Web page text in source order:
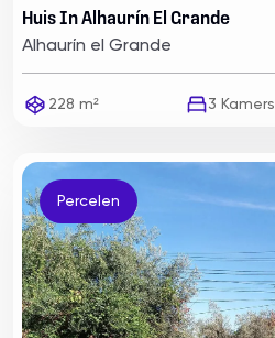
Huis In Alhaurín El Grande
Alhaurín el Grande
228 m² 3 Kamers
Percelen